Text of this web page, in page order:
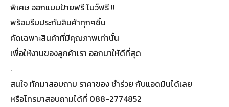
พิเศษ ออกแบบป้ายฟรี โบว์ฟรี !!
พร้อมรีบประกันสินค้าทุกๆชิ้น
คัดเฉพาะสินค้าที่มีคุณภาพเท่านั้น
เพื่อให้งานของลูกค้าเรา ออกมาให้ดีที่สุด
.
สนใจ ทักมาสอบถาม ราคาของ ชำร่วย กับแอดมินได้เลย
หรือโทรมาสอบถามได้ที่ 088-2774852